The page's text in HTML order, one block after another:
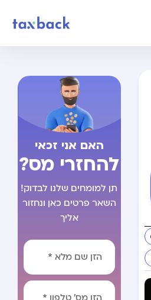
האם אני זכאי
להחזרי מס?
תן למומחים שלנו לבדוק!
השאר פרטים כאן ונחזור
אליך